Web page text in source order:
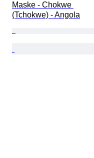
Maske - Chokwe
(Tchokwe) - Angola